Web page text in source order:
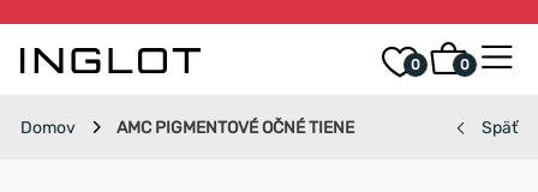
0 0
Domov AMC PIGMENTOVÉ OČNÉ TIENE Späť